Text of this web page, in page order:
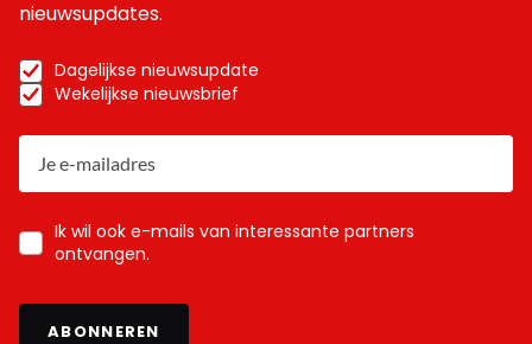
nieuwsupdates.
Dagelijkse nieuwsupdate
Wekelijkse nieuwsbrief
Ik wil ook e-mails van interessante partners
ontvangen.
ABONNEREN